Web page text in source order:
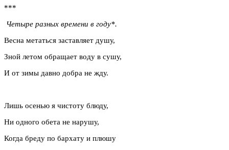
***
Четыре разных времени в году*.
Весна метаться заставляет душу,
Зной летом обращает воду в сушу,
И от зимы давно добра не жду.
Лишь осенью я чистоту блюду,
Ни одного обета не нарушу,
Когда бреду по бархату и плюшу